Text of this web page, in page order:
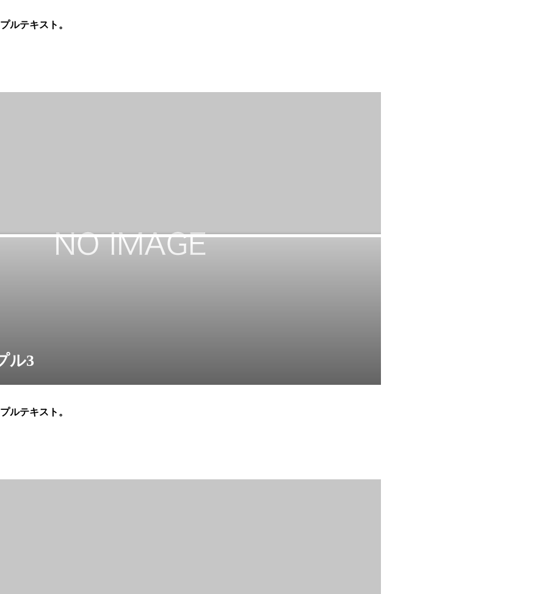
ルテキスト。
ル3
ルテキスト。